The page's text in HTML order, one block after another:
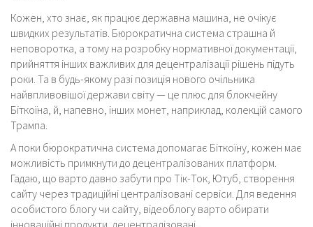
Кожен, хто знає, як працює державна машина, не очікує
швидких результатів. Бюрократична система страшна й
неповоротка, а тому на розробку нормативної документації,
прийняття інших важливих для децентралізації рішень підуть
роки. Та в будь-якому разі позиція нового очільника
найвпливовішої держави світу — це плюс для блокчейну
Біткоїна, й, напевно, інших монет, наприклад, колекцій самого
Трампа.
А поки бюрократична система допомагає Біткоїну, кожен має
можливість примкнути до децентралізованих платформ.
Гадаю, що варто давно забути про Тік-Ток, Ютуб, створення
сайту через традиційні централізовані сервіси. Для ведення
особистого блогу чи сайту, відеоблогу варто обирати
інноваційні продукти, децентралізовані.